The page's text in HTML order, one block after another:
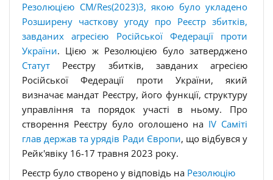
Резолюцією CM/Res(2023)3, якою було укладено
Розширену часткову угоду про Реєстр збитків,
завданих агресією Російської Федерації проти
України. Цією ж Резолюцією було затверджено
Статут Реєстру збитків, завданих агресією
Російської Федерації проти України, який
визначає мандат Реєстру, його функції, структуру
управління та порядок участі в ньому. Про
створення Реєстру було оголошено на IV Саміті
глав держав та урядів Ради Європи, що відбувся у
Рейк'явіку 16-17 травня 2023 року.
Реєстр було створено у відповідь на Резолюцію